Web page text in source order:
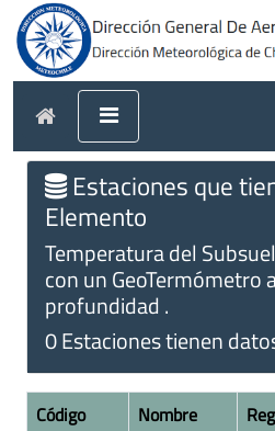
Estaciones que
Elemento
Temperatura del
con un GeoTermómetro
profundidad .
0 Estaciones tienen
Código
Nombre